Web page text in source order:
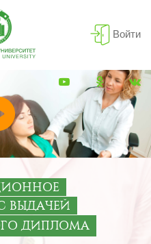
Войти
ВЫДАЧЕЙ
ДИПЛОМА